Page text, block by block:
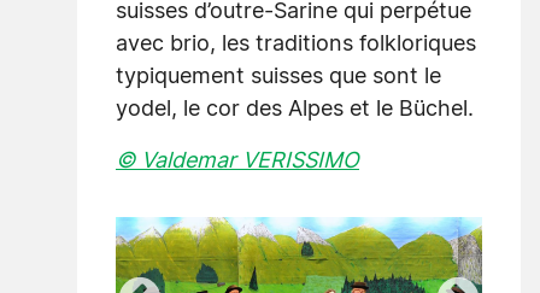
suisses d’outre-Sarine qui perpétue
avec brio, les traditions folkloriques
typiquement suisses que sont le
yodel, le cor des Alpes et le Büchel.
© Valdemar VERISSIMO